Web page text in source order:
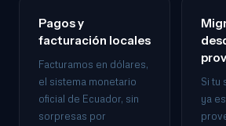
Pagos y
facturación locales
Facturamos en dólares,
el sistema monetario
oficial de Ecuador, sin
sorpresas por
Si tu
ya